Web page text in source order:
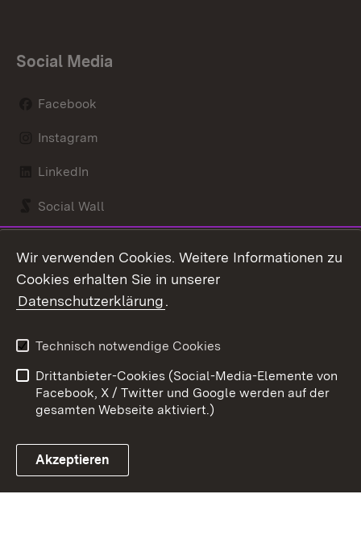
Social Media
Facebook
Instagram
LinkedIn
Social Wall
Link zum Landesportal
Kontakt
Barrierefreiheit
Impressum
Cookies
Wir verwenden Cookies. Weitere Informationen zu
Cookies erhalten Sie in unserer
Datenschutzerklärung.
Technisch notwendige Cookies
Drittanbieter-Cookies (Social-Media-Elemente von
Facebook, X / Twitter und Google werden auf der
gesamten Webseite aktiviert.)
Akzeptieren